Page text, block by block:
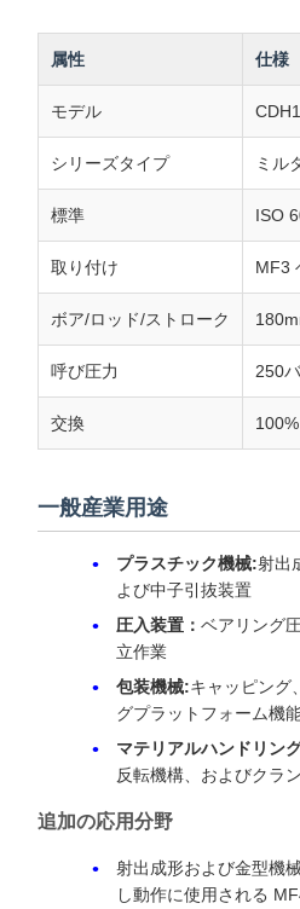
属性 仕様
モデル
シリーズタイプ ミル
標準 ISO
取り付け MF3
ボア/ロッド/ストローク
呼び圧力 250
交換
一般産業用途
プラスチック機械:射出
よび中子引抜装置
圧入装置： ベアリング
立作業
包装機械:キャッピング
グプラットフォーム機
マテリアルハンドリン
反転機構、およびクラ
追加の応用分野
射出成形および金型機
し動作に使用される